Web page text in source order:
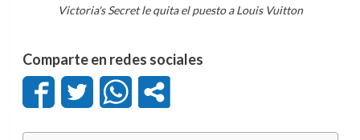
Victoria's Secret le quita el puesto a Louis Vuitton
Comparte en redes sociales